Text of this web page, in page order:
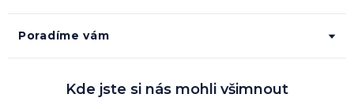
Poradíme vám
Kde jste si nás mohli všimnout